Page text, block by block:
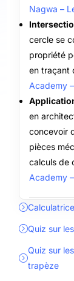
Nagwa –
cercle se
propriété
en traçant
Academy
en
concevoir
pièces
calculs de
Academy
Quiz sur
Quiz sur
trapèze